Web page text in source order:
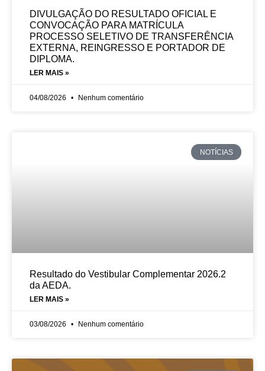
DIVULGAÇÃO DO RESULTADO OFICIAL E
CONVOCAÇÃO PARA MATRÍCULA
PROCESSO SELETIVO DE TRANSFERÊNCIA
EXTERNA, REINGRESSO E PORTADOR DE
DIPLOMA.
LER MAIS »
04/08/2026 Nenhum comentário
NOTÍCIAS
Resultado do Vestibular Complementar 2026.2
da AEDA.
LER MAIS »
03/08/2026 Nenhum comentário